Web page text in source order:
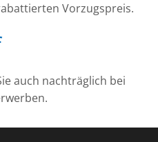
Vorzugspreis.
auch nachträglich bei